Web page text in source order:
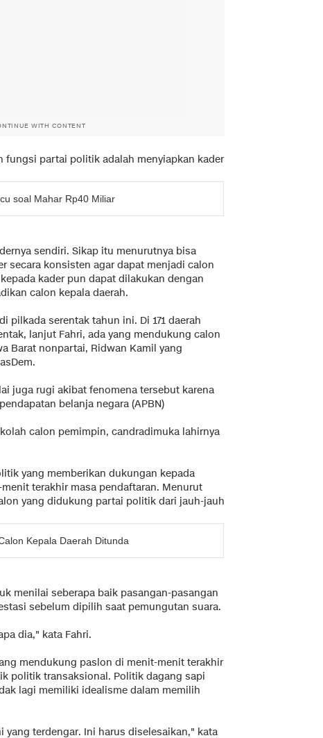
WITH CONTENT
fungsi partai politik adalah menyiapkan kader
soal Mahar Rp40 Miliar
sendiri. Sikap itu menurutnya bisa
secara konsisten agar dapat menjadi calon
kader pun dapat dilakukan dengan
calon kepala daerah.
pilkada serentak tahun ini. Di 171 daerah
lanjut Fahri, ada yang mendukung calon
Barat nonpartai, Ridwan Kamil yang
juga rugi akibat fenomena tersebut karena
belanja negara (APBN)
calon pemimpin, candradimuka lahirnya
yang memberikan dukungan kepada
terakhir masa pendaftaran. Menurut
yang didukung partai politik dari jauh-jauh
Kepala Daerah Ditunda
menilai seberapa baik pasangan-pasangan
sebelum dipilih saat pemungutan suara.
dia," kata Fahri.
mendukung paslon di menit-menit terakhir
politik transaksional. Politik dagang sapi
lagi memiliki idealisme dalam memilih
yang terdengar. Ini harus diselesaikan," kata